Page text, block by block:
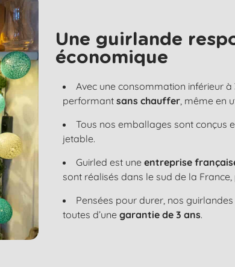
Une guirlande
économique
Avec une consommation inférieur à
performant sans chauffer, même en
Tous nos emballages sont conçus
jetable.
Guirled est une entreprise
sont réalisés dans le sud de la France,
Pensées pour durer, nos
toutes d’une garantie de 3 ans.